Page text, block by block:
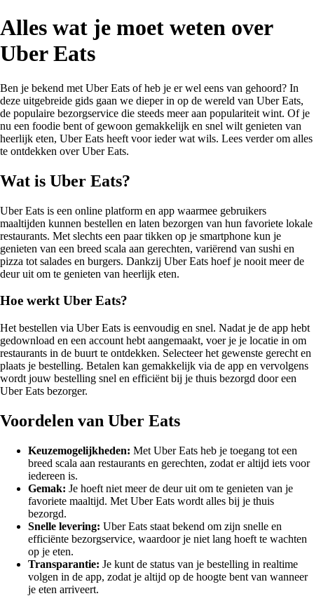
Alles wat je moet weten over
Uber Eats
Ben je bekend met Uber Eats of heb je er wel eens van gehoord? In
deze uitgebreide gids gaan we dieper in op de wereld van Uber Eats,
de populaire bezorgservice die steeds meer aan populariteit wint. Of je
nu een foodie bent of gewoon gemakkelijk en snel wilt genieten van
heerlijk eten, Uber Eats heeft voor ieder wat wils. Lees verder om alles
te ontdekken over Uber Eats.
Wat is Uber Eats?
Uber Eats is een online platform en app waarmee gebruikers
maaltijden kunnen bestellen en laten bezorgen van hun favoriete lokale
restaurants. Met slechts een paar tikken op je smartphone kun je
genieten van een breed scala aan gerechten, variërend van sushi en
pizza tot salades en burgers. Dankzij Uber Eats hoef je nooit meer de
deur uit om te genieten van heerlijk eten.
Hoe werkt Uber Eats?
Het bestellen via Uber Eats is eenvoudig en snel. Nadat je de app hebt
gedownload en een account hebt aangemaakt, voer je je locatie in om
restaurants in de buurt te ontdekken. Selecteer het gewenste gerecht en
plaats je bestelling. Betalen kan gemakkelijk via de app en vervolgens
wordt jouw bestelling snel en efficiënt bij je thuis bezorgd door een
Uber Eats bezorger.
Voordelen van Uber Eats
Keuzemogelijkheden: Met Uber Eats heb je toegang tot een
breed scala aan restaurants en gerechten, zodat er altijd iets voor
iedereen is.
Gemak: Je hoeft niet meer de deur uit om te genieten van je
favoriete maaltijd. Met Uber Eats wordt alles bij je thuis
bezorgd.
Snelle levering: Uber Eats staat bekend om zijn snelle en
efficiënte bezorgservice, waardoor je niet lang hoeft te wachten
op je eten.
Transparantie: Je kunt de status van je bestelling in realtime
volgen in de app, zodat je altijd op de hoogte bent van wanneer
je eten arriveert.